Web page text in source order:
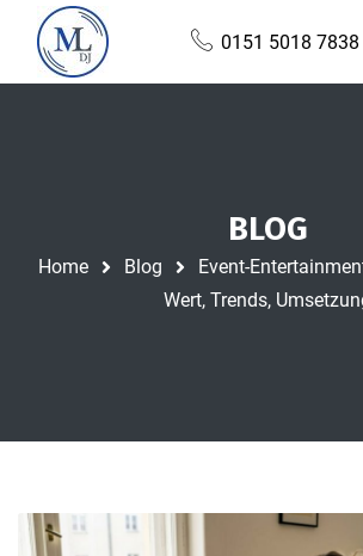
0151 5018 7838
BLOG
Home Blog
Event-
Wert, Trends,